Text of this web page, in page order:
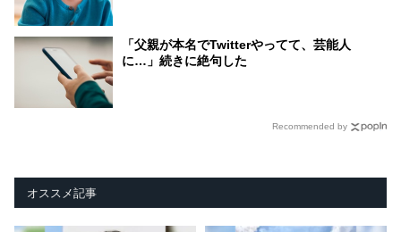
「父親が本名でTwitterやってて、芸能人
に…」続きに絶句した
Recommended by
オススメ記事